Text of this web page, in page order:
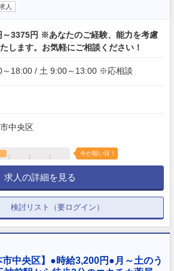
人
～3375円 ※あなたのご経験、能力を考慮
します。お気軽にご相談ください！
～18:00 / 土 9:00～13:00 ※応相談
中央区
今が狙い目！
求人の詳細を見る
検討リスト（要ログイン）
市中央区】●時給3,200円●月～土のう